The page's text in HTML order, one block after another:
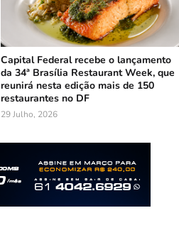
Capital Federal recebe o lançamento
da 34ª Brasília Restaurant Week, que
reunirá nesta edição mais de 150
restaurantes no DF
29 Julho, 2026